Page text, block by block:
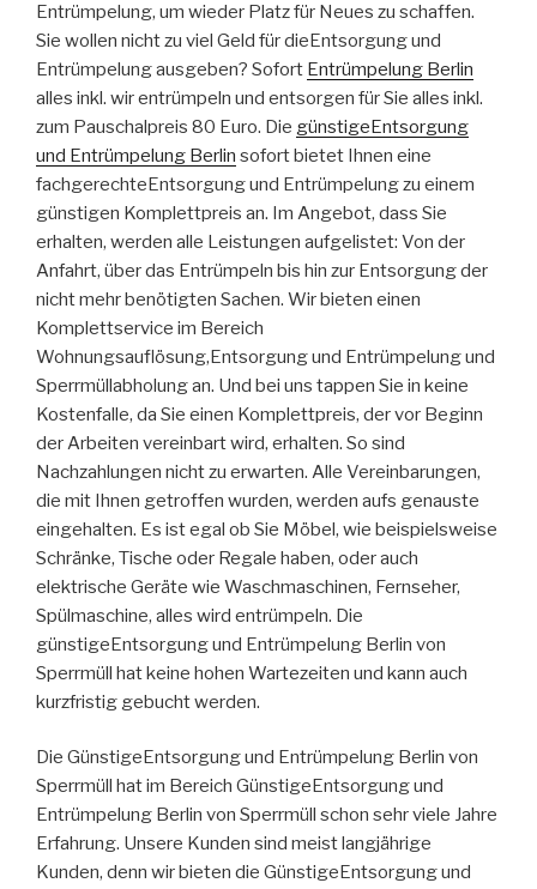
Entrümpelung, um wieder Platz für Neues zu schaffen.
Sie wollen nicht zu viel Geld für dieEntsorgung und
Entrümpelung ausgeben? Sofort Entrümpelung Berlin
alles inkl. wir entrümpeln und entsorgen für Sie alles inkl.
zum Pauschalpreis 80 Euro. Die günstigeEntsorgung
und Entrümpelung Berlin sofort bietet Ihnen eine
fachgerechteEntsorgung und Entrümpelung zu einem
günstigen Komplettpreis an. Im Angebot, dass Sie
erhalten, werden alle Leistungen aufgelistet: Von der
Anfahrt, über das Entrümpeln bis hin zur Entsorgung der
nicht mehr benötigten Sachen. Wir bieten einen
Komplettservice im Bereich
Wohnungsauflösung,Entsorgung und Entrümpelung und
Sperrmüllabholung an. Und bei uns tappen Sie in keine
Kostenfalle, da Sie einen Komplettpreis, der vor Beginn
der Arbeiten vereinbart wird, erhalten. So sind
Nachzahlungen nicht zu erwarten. Alle Vereinbarungen,
die mit Ihnen getroffen wurden, werden aufs genauste
eingehalten. Es ist egal ob Sie Möbel, wie beispielsweise
Schränke, Tische oder Regale haben, oder auch
elektrische Geräte wie Waschmaschinen, Fernseher,
Spülmaschine, alles wird entrümpeln. Die
günstigeEntsorgung und Entrümpelung Berlin von
Sperrmüll hat keine hohen Wartezeiten und kann auch
kurzfristig gebucht werden.
Die GünstigeEntsorgung und Entrümpelung Berlin von
Sperrmüll hat im Bereich GünstigeEntsorgung und
Entrümpelung Berlin von Sperrmüll schon sehr viele Jahre
Erfahrung. Unsere Kunden sind meist langjährige
Kunden, denn wir bieten die GünstigeEntsorgung und